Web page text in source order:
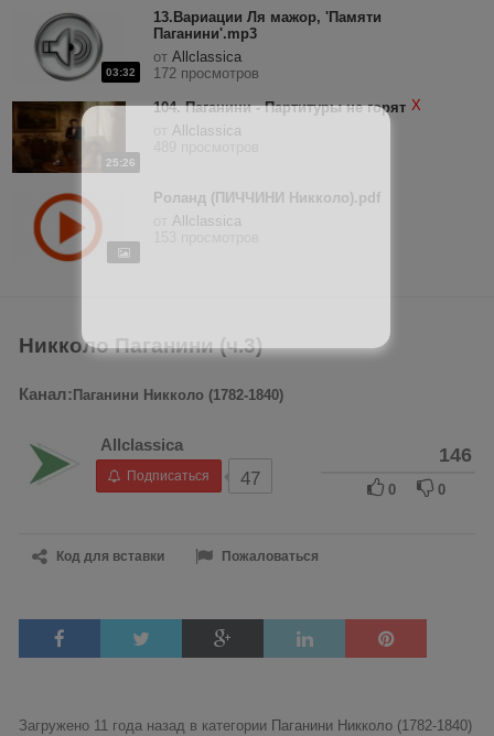
03:32
13.Вариации Ля мажор, 'Памяти
Паганини'.mp3
от Allclassica
172 просмотров
25:26
104. Паганини - Партитуры не горят
Allclassica
Роланд (ПИЧЧИНИ Никколо).pdf
Allclassica
Никколо Паганини (ч.3)
Канал: Паганини Никколо (1782-1840)
Allclassica
Подписаться 47
146
0 0
Код для вставки Пожаловаться
Загружено 11 года назад в категории Паганини Никколо (1782-1840)
X